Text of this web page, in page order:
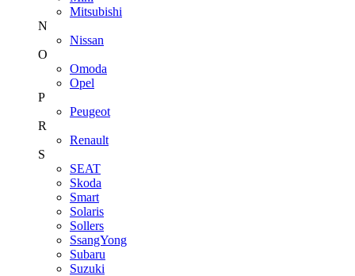
Mitsubishi
N
Nissan
O
Omoda
Opel
P
Peugeot
R
Renault
S
SEAT
Skoda
Smart
Solaris
Sollers
SsangYong
Subaru
Suzuki